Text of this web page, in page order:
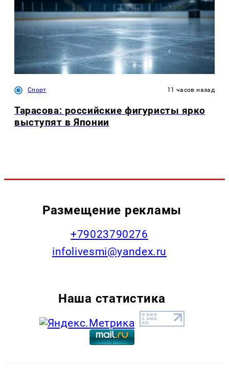
Спорт 11 часов назад
Тарасова: российские фигуристы ярко
выступят в Японии
Размещение рекламы
+79023790276
infolivesmi@yandex.ru
Наша статистика